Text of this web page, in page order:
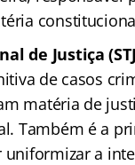
de Justiça
de casos
matéria de
Também é a
uniformizar a